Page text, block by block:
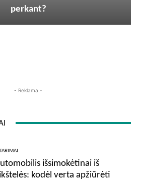
perkant?
- Reklama -
išsimokėtinai iš
kodėl verta apžiūrėti